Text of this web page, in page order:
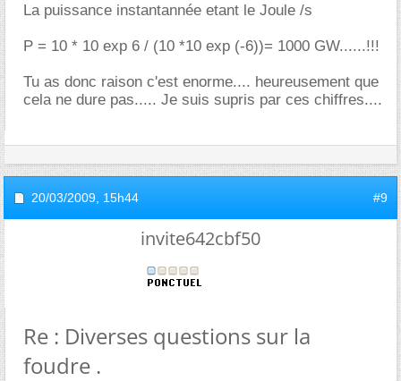
La puissance instantannée etant le Joule /s
P = 10 * 10 exp 6 / (10 *10 exp (-6))= 1000 GW......!!!
Tu as donc raison c'est enorme.... heureusement que
cela ne dure pas..... Je suis supris par ces chiffres....
20/03/2009, 15h44 #9
invite642cbf50
Re : Diverses questions sur la
foudre .